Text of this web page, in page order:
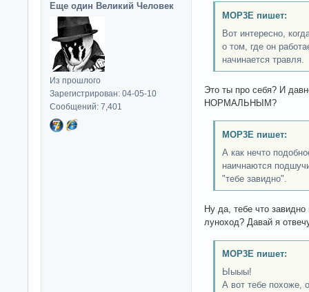
Еще один Великий Человек
Из прошлого
Зарегистрирован: 04-05-10
Сообщений: 7,401
MOP3E пишет:
Вот интересно,
о том, где он
начинается травля.
Это ты про себя? И
НОРМАЛЬНЫМ?
MOP3E пишет:
А как нечто
наичнаются
"тебе завидно".
Ну да, тебе что
луноход? Давай я
MOP3E пишет:
Ыыыы!
А вот тебе похоже,